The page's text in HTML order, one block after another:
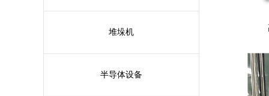
堆垛机
半导体设备